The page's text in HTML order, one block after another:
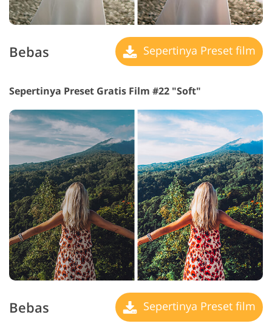
Bebas Sepertinya Preset film
Sepertinya Preset Gratis Film #22 "Soft"
Bebas Sepertinya Preset film